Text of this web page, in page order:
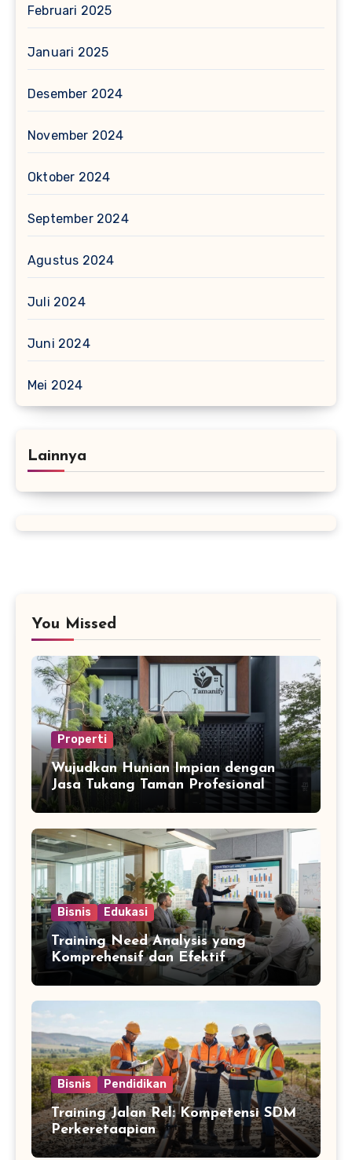
Februari 2025
Januari 2025
Desember 2024
November 2024
Oktober 2024
September 2024
Agustus 2024
Juli 2024
Juni 2024
Mei 2024
Lainnya
You Missed
Properti
Wujudkan Hunian Impian dengan
Jasa Tukang Taman Profesional
Bisnis Edukasi
Training Need Analysis yang
Komprehensif dan Efektif
Bisnis Pendidikan
Training Jalan Rel: Kompetensi SDM
Perkeretaapian